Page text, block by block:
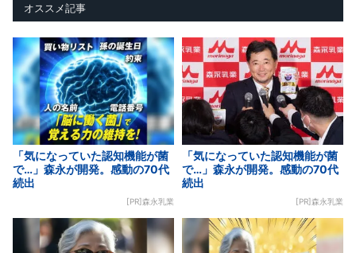
オススメ記事
「気になっていた認知機能が菌
で…」森永が開発。感動の70代
続出
[PR]森永乳業
「気になっていた認知機能が菌
で…」森永が開発。感動の70代
続出
[PR]森永乳業